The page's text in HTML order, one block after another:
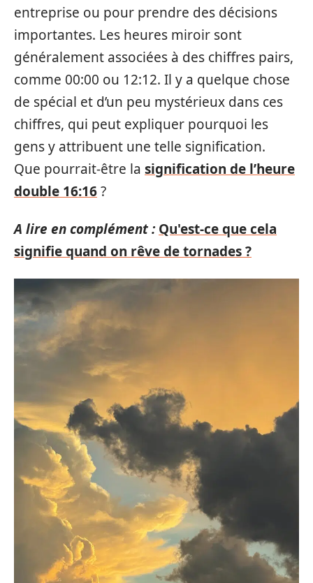
entreprise ou pour prendre des décisions
importantes. Les heures miroir sont
généralement associées à des chiffres pairs,
comme 00:00 ou 12:12. Il y a quelque chose
de spécial et d’un peu mystérieux dans ces
chiffres, qui peut expliquer pourquoi les
gens y attribuent une telle signification.
Que pourrait-être la signification de l’heure
double 16:16?
A lire en complément : Qu'est-ce que cela
signifie quand on rêve de tornades ?